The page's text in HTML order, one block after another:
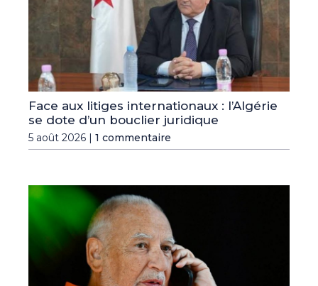
Face aux litiges internationaux : l’Algérie
se dote d’un bouclier juridique
5 août 2026 | 1 commentaire